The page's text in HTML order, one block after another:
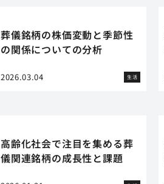
葬儀銘柄の株価変動と季節性
の関係についての分析
2026.03.04 生活
高齢化社会で注目を集める葬
儀関連銘柄の成長性と課題